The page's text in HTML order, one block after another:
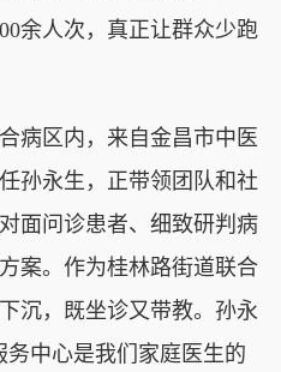
余人次，真正让群众少跑
区内，来自金昌市中医
孙永生，正带领团队和社
面问诊患者、细致研判病
案。作为桂林路街道联合
沉，既坐诊又带教。孙永
务中心是我们家庭医生的